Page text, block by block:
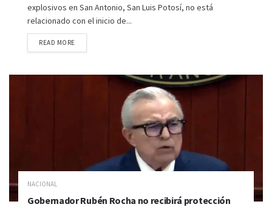
explosivos en San Antonio, San Luis Potosí, no está
relacionado con el inicio de...
READ MORE
NACIONAL
Gobernador Rubén Rocha no recibirá protección